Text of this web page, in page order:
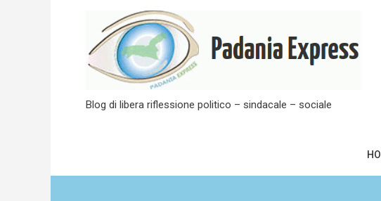
Blog di libera riflessione politico – sindacale – sociale